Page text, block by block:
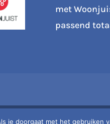
met
passend
je doorgaat met het gebruiken